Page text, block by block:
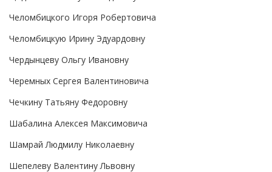
Челомбицкого Игоря Робертовича
Челомбицкую Ирину Эдуардовну
Чердынцеву Ольгу Ивановну
Черемных Сергея Валентиновича
Чечкину Татьяну Федоровну
Шабалина Алексея Максимовича
Шамрай Людмилу Николаевну
Шепелеву Валентину Львовну